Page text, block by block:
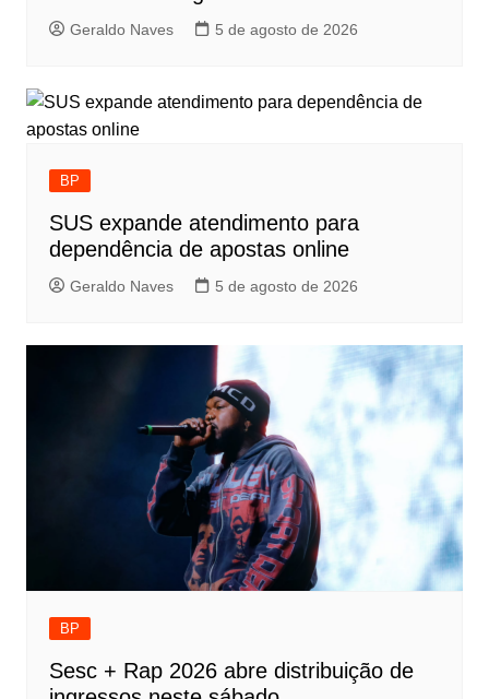
Geraldo Naves 5 de agosto de 2026
BP
SUS expande atendimento para
dependência de apostas online
Geraldo Naves 5 de agosto de 2026
BP
Sesc + Rap 2026 abre distribuição de